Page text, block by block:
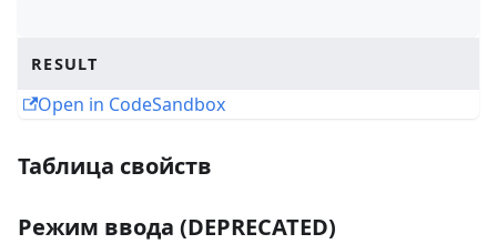
RESULT
Open in CodeSandbox
Таблица свойств
Режим ввода (DEPRECATED)